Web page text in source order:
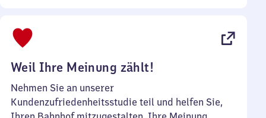
Weil Ihre Meinung zählt!
Nehmen Sie an unserer
Kundenzufriedenheitsstudie teil und helfen Sie,